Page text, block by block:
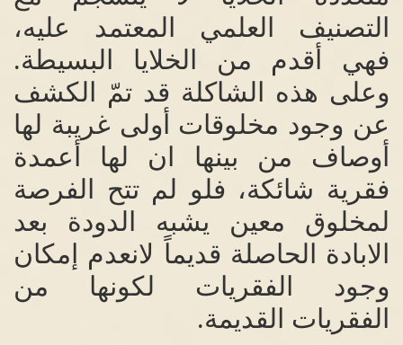
التصنيف العلمي المعتمد عليه،
فهي أقدم من الخلايا البسيطة.
وعلى هذه الشاكلة قد تمّ الكشف
عن وجود مخلوقات أولى غريبة لها
أوصاف من بينها ان لها أعمدة
فقرية شائكة، فلو لم تتح الفرصة
لمخلوق معين يشبه الدودة بعد
الابادة الحاصلة قديماً لانعدم إمكان
وجود الفقريات لكونها من
الفقريات القديمة.